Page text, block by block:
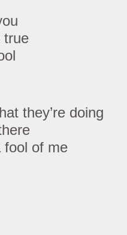
true
they’re doing
fool of me